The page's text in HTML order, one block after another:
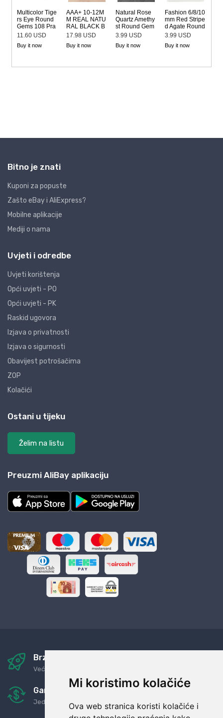
Mi koristimo kolačiće
Ova web stranica koristi kolačiće i
Bitno je znati
Kuponi za popuste
Zašto eBay i AliExpress?
Mobilne aplikacije
Mediji o nama
Uvjeti i odredbe
Uvjeti korištenja
Opći uvjeti - PO
Opći uvjeti - PK
Raskid ugovora
Izjava o privatnosti
Izjava o sigurnosti
Obavijest potrošačima
ZOP
Kolačići
Ostani u tijeku
Želim na listu
Preuzmi AliBay aplikaciju
Brza i sigurna dostava
Već za nekoliko dana kod vas
Garancija u povrat novaca
Jednostavno pravilo: Roba za novac